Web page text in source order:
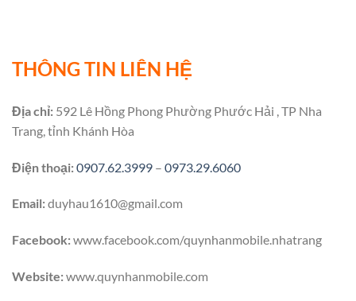
THÔNG TIN LIÊN HỆ
Địa chỉ: 592 Lê Hồng Phong Phường Phước Hải , TP Nha
Trang, tỉnh Khánh Hòa
Điện thoại:0907.62.3999 – 0973.29.6060
Email:duyhau1610@gmail.com
Facebook:www.facebook.com/quynhanmobile.nhatrang
Website:www.quynhanmobile.com